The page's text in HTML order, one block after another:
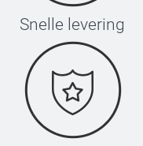
Snelle levering